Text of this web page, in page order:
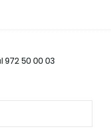
50 00 03